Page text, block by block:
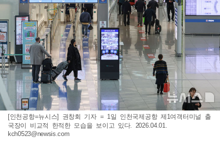
[인천공항=뉴시스] 권창회 기자 = 1일 인천국제공항 제1여객터미널 출
국장이 비교적 한적한 모습을 보이고 있다. 2026.04.01.
kch0523@newsis.com